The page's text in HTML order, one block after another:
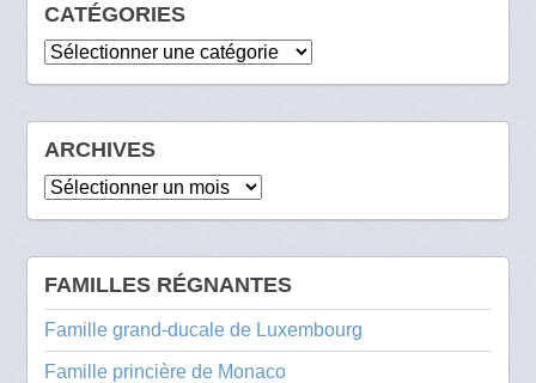
CATÉGORIES
Catégories
ARCHIVES
Archives
FAMILLES RÉGNANTES
Famille grand-ducale de Luxembourg
Famille princière de Monaco